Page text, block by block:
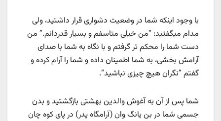
با وجود اینکه شما در وضعیت دشواری قرار داشتید، ولی
مدام میگفتید: “من خیلی متاسفم و بسیار قدردانم.” من
دست شما را محکم تر گرفتم و با نگاه به شما با صدای
آرامش بخشی، به شما اطمینان داده و شما را آرام کرده و
گفتم ”نگران هیچ چیزی نباشید“.
شما پس از آن به آغوش والدین بهشتی بازگشتید و بدن
جسمی شما در بن یانگ وان (آرامگاه پدر) در پای کوه چان